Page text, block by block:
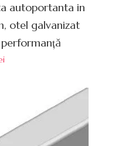
autoportanta in
otel galvanizat
performanță